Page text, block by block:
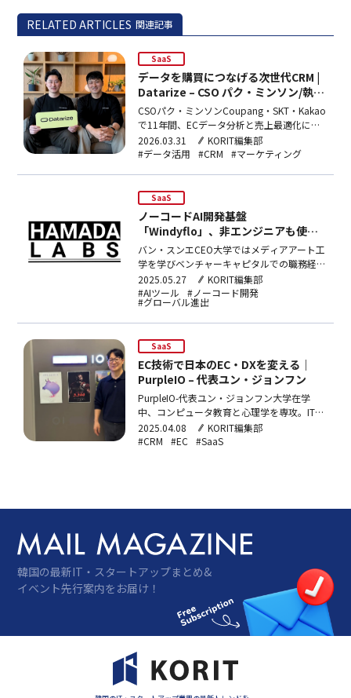
RELATED ARTICLES 関連記事
SaaS
データを購買につなげる次世代CRM |
Datarize – CSO パク・ミンソン/執行
役員 大原龍一
CSOパク・ミンソンCoupang・SKT・Kakao
で11年間、ECデータ分析と売上最適化に携
わったデータアナリスト。データソリューシ
ョン企業「Numberworks」を創業し、カカ
現在はDatarizeのCS…
2026.03.31
KORIT編集部
#データ活用
#CRM #マーケティング
SaaS
ノーコードAI開発基盤
「Windyflo」、非エンジニアも使え
るツールで日本市場へ｜Hamada
Labs – CEO バン・スンエ/CTO イ・
トゥッキ
バン・スンエCEO大学ではメディアアート工
学を学びベンチャーキャピタルでの職務経験
を持つ。HamadaLabsでは代表を務め、AI開
発の新しい基準を提示し、世界中のユーザー
が自由にAIソリューションを具現できるプラ
ットフォームになることを目標としている。
2025.05.27
KORIT編集部
#AIツール
#ノーコード開発
#グローバル進出
SaaS
EC技術で日本のEC・DXを変える｜
PurpleIO – 代表ユン・ジョンフン
PurpleIO-代表ユン・ジョンフン大学在学
中、コンピュータ教育と心理学を専攻。IT技
術を活用して世界の問題を解決することに関
心を持つ。PurpleIO入社以前は、個人信用評
2025.04.08
KORIT編集部
#CRM
#EC #SaaS
韓国の最新IT・スタートアップまとめ&
イベント先行案内をお届け！